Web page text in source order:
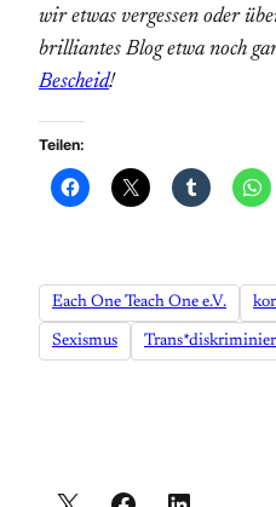
wir etwas vergessen oder
brilliantes Blog etwa noch
Bescheid!
Teilen:
Each One Teach One e.V.
Sexismus